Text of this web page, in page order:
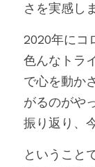
さを実感し
2020年にコ
色んなトラ
で心を動か
がるのがや
振り返り、
ということ